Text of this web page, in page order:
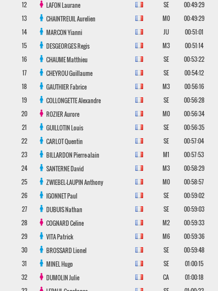
12
LAFONLaurane SE
00:49:29
13
CHAINTREUILAurelien M0
00:49:29
14
MARCONYianni JU
00:51:01
15
DESGEORGESRegis M3
00:51:14
16
CHAUMEMatthieu SE
00:53:22
17
CHEYROUGuillaume SE
00:54:12
18
GAUTHIERFabrice M3
00:56:16
19
COLLONGETTEAlexandre SE
00:56:28
20
ROZIERAurore M0
00:56:34
21
GUILLOTINLouis SE
00:56:35
22
CARLOTQuentin SE
00:57:04
23
BILLARDONPierre-alain M1
00:57:53
24
SANTERNEDavid M3
00:58:29
25
ZWIEBEL-LAUPINAnthony M0
00:58:57
26
IGONNETPaul SE
00:59:02
27
DUBUISNathan SE
00:59:03
28
COGNARDCeline M2
00:59:33
29
VITAPatrick M6
00:59:36
30
BROSSARDLionel SE
00:59:48
31
MINELHugo SE
01:00:15
32
DUMOLINJulie CA
01:00:18